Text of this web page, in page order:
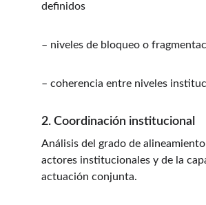
definidos
– niveles de bloqueo o
– coherencia entre niveles
2. Coordinación institucional
Análisis del grado de
actores institucionales y de la
actuación conjunta.